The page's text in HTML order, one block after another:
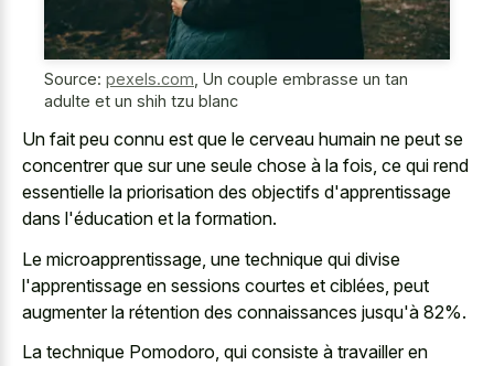
Source: pexels.com Un couple embrasse un tan
adulte et un shih tzu blanc
Un fait peu connu est que le cerveau humain ne peut se
concentrer que sur une seule chose à la fois, ce qui rend
essentielle la priorisation des objectifs d'apprentissage
dans l'éducation et la formation.
Le microapprentissage, une technique qui divise
l'apprentissage en sessions courtes et ciblées, peut
augmenter la rétention des connaissances jusqu'à 82%.
La technique Pomodoro, qui consiste à travailler en